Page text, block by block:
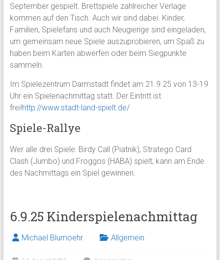
September gespielt. Brettspiele zahlreicher Verlage
kommen auf den Tisch. Auch wir sind dabei. Kinder,
Familien, Spielefans und auch Neugierige sind eingeladen,
um gemeinsam neue Spiele auszuprobieren, um Spaß zu
haben beim Karten abwerfen oder beim Siegpunkte
sammeln.
Im Spielezentrum Darmstadt findet am 21.9.25 von 13-19
Uhr ein Spielenachmittag statt. Der Eintritt ist
frei!http://www.stadt-land-spielt.de/
Spiele-Rallye
Wer alle drei Spiele: Birdy Call (Piatnik), Stratego Card
Clash (Jumbo) und Froggos (HABA) spielt, kann am Ende
des Nachmittags ein Spiel gewinnen.
6.9.25 Kinderspielenachmittag
Michael Blumoehr Allgemein